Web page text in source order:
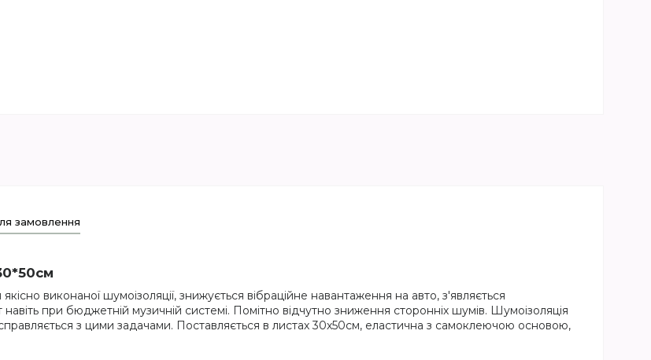
замовлення
виконаної шумоізоляції, знижується вібраційне навантаження на авто, з'являється
при бюджетній музичній системі. Помітно відчутно зниження сторонніх шумів. Шумоізоляція
з цими задачами. Поставляється в листах 30х50см, еластична з самоклеючою основою,